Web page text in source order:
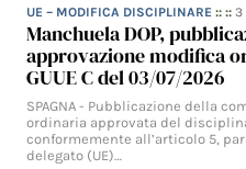
UE – MODIFICA DISCIPLINARE :: ::3
Manchuela DOP,
approvazione modifica
GUUE C del 03/07/2026
SPAGNA - Pubblicazione della
ordinaria approvata del
conformemente all’articolo 5,
delegato (UE)…